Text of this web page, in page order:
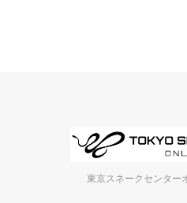
東京スネークセンター